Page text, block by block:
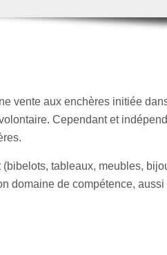
vente aux enchères initiée
Cependant et
.
(bibelots, tableaux, meubles,
domaine de compétence, aussi